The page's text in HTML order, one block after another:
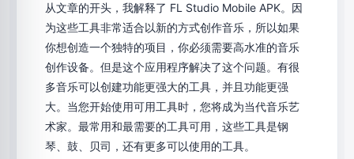
从文章的开头，我解释了 FL Studio Mobile APK。因
为这些工具非常适合以新的方式创作音乐，所以如果
你想创造一个独特的项目，你必须需要高水准的音乐
创作设备。但是这个应用程序解决了这个问题。有很
多音乐可以创建功能更强大的工具，并且功能更强
大。当您开始使用可用工具时，您将成为当代音乐艺
术家。最常用和最需要的工具可用，这些工​​具是钢
琴、鼓、贝司，还有更多可以使用的工具。